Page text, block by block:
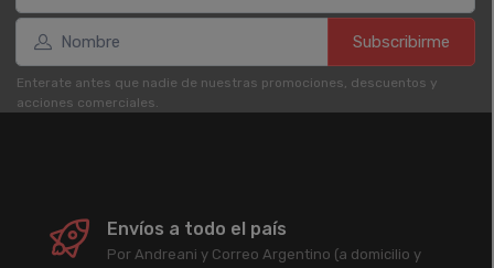
Subscribirme
Enterate antes que nadie de nuestras promociones, descuentos y
acciones comerciales.
Envíos a todo el país
Por Andreani y Correo Argentino (a domicilio y